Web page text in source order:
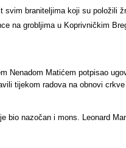
svim braniteljima koji su položili
na grobljima u Koprivničkim
Nenadom Matićem potpisao
tijekom radova na obnovi crkve
bio nazočan i mons. Leonard